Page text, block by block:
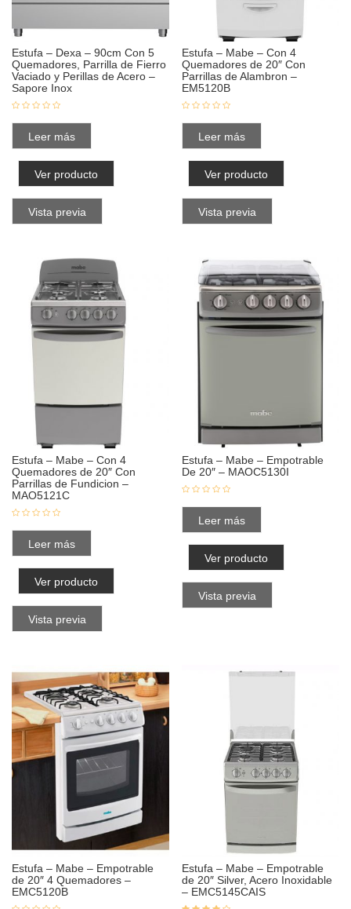
Estufa – Dexa – 90cm Con 5
Quemadores, Parrilla de Fierro
Vaciado y Perillas de Acero –
Sapore Inox
Leer más
Ver producto
Vista previa
Estufa – Mabe – Con 4
Quemadores de 20″ Con
Parrillas de Alambron –
EM5120B
Leer más
Ver producto
Vista previa
Estufa – Mabe – Con 4
Quemadores de 20″ Con
Parrillas de Fundicion –
MAO5121C
Leer más
Ver producto
Vista previa
Estufa – Mabe – Empotrable
De 20″ – MAOC5130I
Leer más
Ver producto
Vista previa
Estufa – Mabe – Empotrable
de 20″ 4 Quemadores –
EMC5120B
Estufa – Mabe – Empotrable
de 20″ Silver, Acero Inoxidable
– EMC5145CAIS